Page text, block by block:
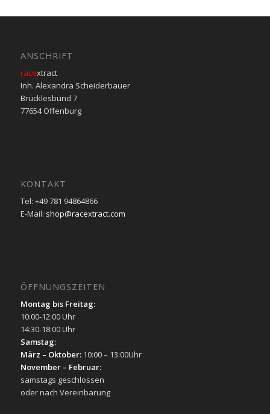
ANSCHRIFT
racextract.
Inh. Alexandra Scheiderbauer
Brücklesbünd 7
77654 Offenburg
KONTAKT
Tel: +49 781 94864866
E-Mail: shop@racextract.com
ÖFFNUNGSZEITEN
Montag bis Freitag:
10:00-12:00 Uhr
14:30-18:00 Uhr
Samstag:
März – Oktober:10:00 – 13:00Uhr
November – Februar:
samstags geschlossen
oder nach Vereinbarung